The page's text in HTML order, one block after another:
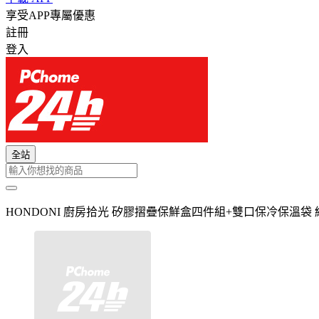
享受APP專屬優惠
註冊
登入
全站
HONDONI 廚房拾光 矽膠摺疊保鮮盒四件組+雙口保冷保溫袋